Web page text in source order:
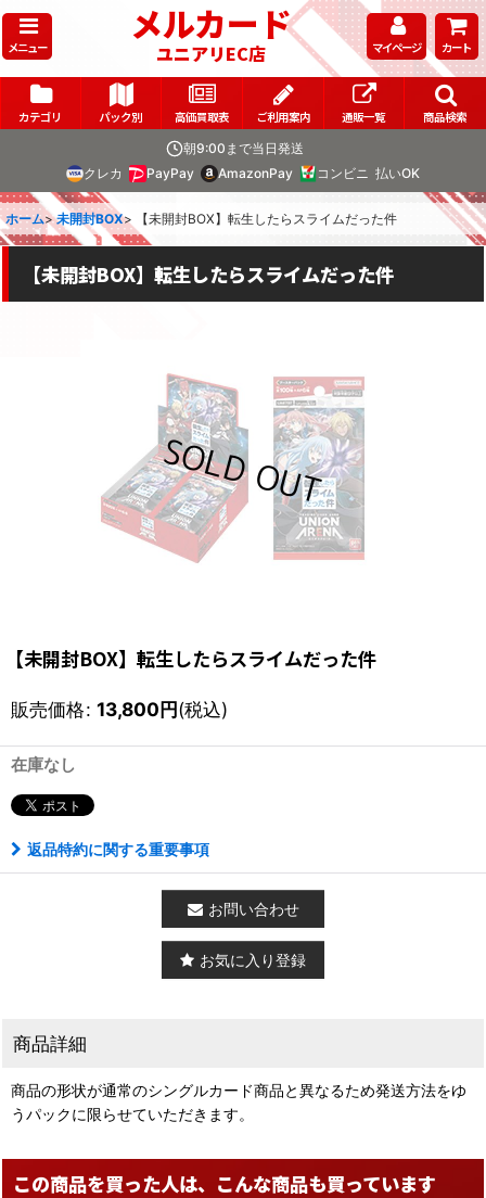
メニュー メルカード
ユニアリEC店 マイページ カート
カテゴリ パック別 高価買取表 ご利用案内 通販一覧
商品検索
朝9:00まで当日発送
クレカ
PayPay AmazonPay コンビニ 払いOK
ホーム> 未開封BOX> 【未開封BOX】転生したらスライムだった件
【未開封BOX】転生したらスライムだった件
【未開封BOX】転生したらスライムだった件
販売価格: 13,800円(税込)
在庫なし
返品特約に関する重要事項
お問い合わせ
お気に入り登録
商品詳細
商品の形状が通常のシングルカード商品と異なるため発送方法をゆ
うパックに限らせていただきます。
この商品を買った人は、こんな商品も買っています